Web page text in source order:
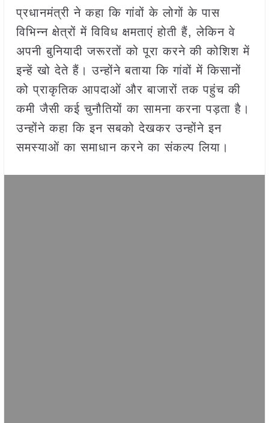
प्रधानमंत्री ने कहा कि गांवों के लोगों के पास
विभिन्न क्षेत्रों में विविध क्षमताएं होती हैं, लेकिन वे
अपनी बुनियादी जरूरतों को पूरा करने की कोशिश में
इन्हें खो देते हैं। उन्होंने बताया कि गांवों में किसानों
को प्राकृतिक आपदाओं और बाजारों तक पहुंच की
कमी जैसी कई चुनौतियों का सामना करना पड़ता है।
उन्होंने कहा कि इन सबको देखकर उन्होंने इन
समस्याओं का समाधान करने का संकल्प लिया।